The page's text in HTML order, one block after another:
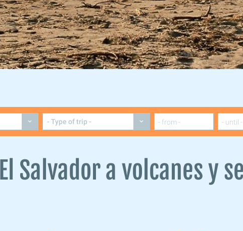
Salvador a volcanes y